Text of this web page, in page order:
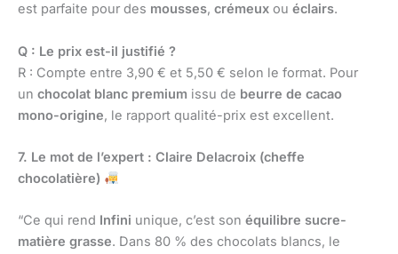
est parfaite pour des mousses, crémeux ou éclairs.
Q : Le prix est-il justifié ?
R : Compte entre 3,90 € et 5,50 € selon le format. Pour
un chocolat blanc premium issu de beurre de cacao
mono-origine, le rapport qualité-prix est excellent.
7. Le mot de l’expert : Claire Delacroix (cheffe
chocolatière)
“Ce qui rend Infini unique, c’est son équilibre sucre-
matière grasse. Dans 80 % des chocolats blancs, le